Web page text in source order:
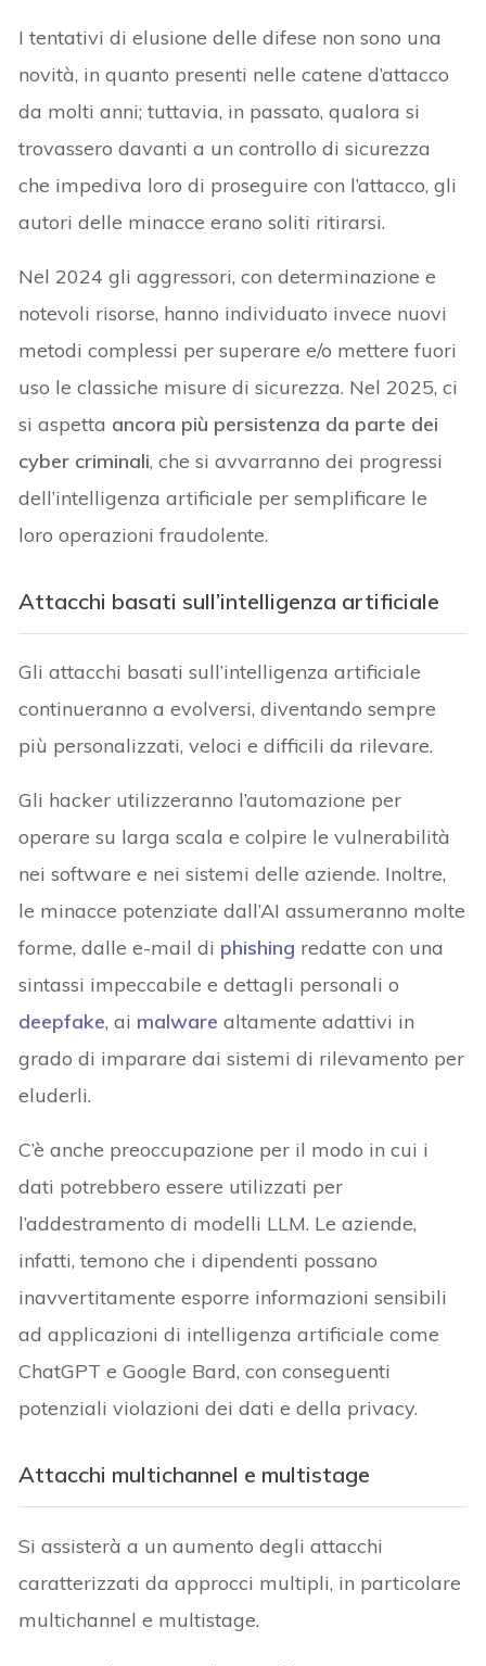
I tentativi di elusione delle difese non sono una
novità, in quanto presenti nelle catene d’attacco
da molti anni; tuttavia, in passato, qualora si
trovassero davanti a un controllo di sicurezza
che impediva loro di proseguire con l’attacco, gli
autori delle minacce erano soliti ritirarsi.
Nel 2024 gli aggressori, con determinazione e
notevoli risorse, hanno individuato invece nuovi
metodi complessi per superare e/o mettere fuori
uso le classiche misure di sicurezza. Nel 2025, ci
si aspetta ancora più persistenza da parte dei
cyber criminali, che si avvarranno dei progressi
dell’intelligenza artificiale per semplificare le
loro operazioni fraudolente.
Attacchi basati sull’intelligenza artificiale
Gli attacchi basati sull’intelligenza artificiale
continueranno a evolversi, diventando sempre
più personalizzati, veloci e difficili da rilevare.
Gli hacker utilizzeranno l’automazione per
operare su larga scala e colpire le vulnerabilità
nei software e nei sistemi delle aziende. Inoltre,
le minacce potenziate dall’AI assumeranno molte
forme, dalle e-mail di phishing redatte con una
sintassi impeccabile e dettagli personali o
deepfake, ai malware altamente adattivi in
grado di imparare dai sistemi di rilevamento per
eluderli.
C’è anche preoccupazione per il modo in cui i
dati potrebbero essere utilizzati per
l’addestramento di modelli LLM. Le aziende,
infatti, temono che i dipendenti possano
inavvertitamente esporre informazioni sensibili
ad applicazioni di intelligenza artificiale come
ChatGPT e Google Bard, con conseguenti
potenziali violazioni dei dati e della privacy.
Attacchi multichannel e multistage
Si assisterà a un aumento degli attacchi
caratterizzati da approcci multipli, in particolare
multichannel e multistage.